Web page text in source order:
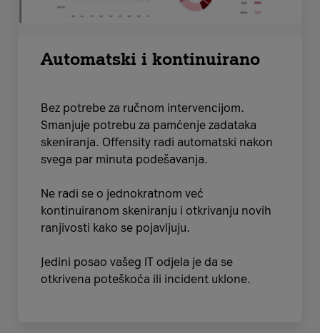
Automatski i kontinuirano
Bez potrebe za ručnom intervencijom.
Smanjuje potrebu za pamćenje zadataka
skeniranja. Offensity radi automatski nakon
svega par minuta podešavanja.
Ne radi se o jednokratnom već
kontinuiranom skeniranju i otkrivanju novih
ranjivosti kako se pojavljuju.
Jedini posao vašeg IT odjela je da se
otkrivena poteškoća ili incident uklone.